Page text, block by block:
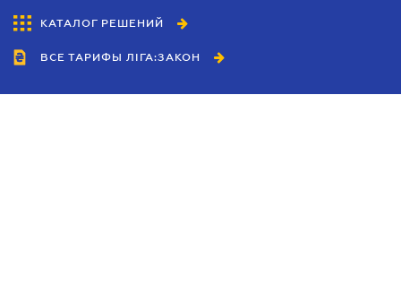
КАТАЛОГ РЕШЕНИЙ
ВСЕ ТАРИФЫ ЛІГА:ЗАКОН